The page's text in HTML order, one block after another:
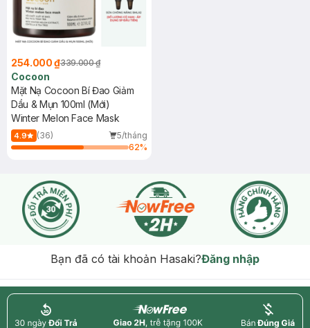
254.000 ₫339.000 ₫
Cocoon
Mặt Nạ Cocoon Bí Đao Giảm
Dầu & Mụn 100ml (Mới)
Winter Melon Face Mask
4.9 (36)
5/tháng
62%
Bạn đã có tài khoản Hasaki?Đăng nhập